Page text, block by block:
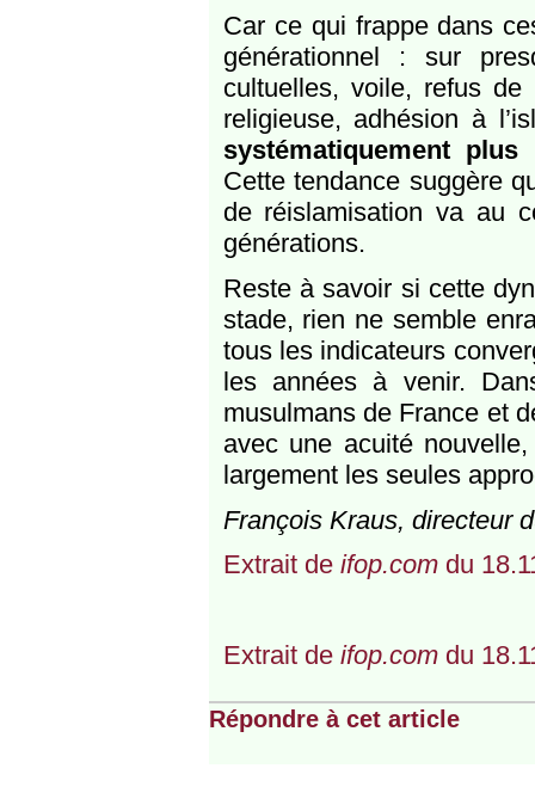
Car ce qui frappe dans
générationnel : sur
cultuelles, voile, refus
religieuse, adhésion à
systématiquement
Cette tendance suggère
de réislamisation va au
générations.
Reste à savoir si cette
stade, rien ne semble
tous les indicateurs
les années à venir.
musulmans de France et
avec une acuité
largement les seules
François Kraus, directeur
Extrait de ifop.comdu
Extrait de ifop.comdu
Répondre à cet article